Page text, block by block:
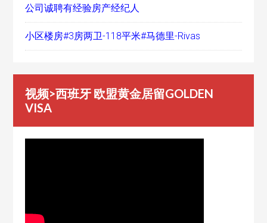
公司诚聘有经验房产经纪人
小区楼房#3房两卫-118平米#马德里-Rivas
视频>西班牙 欧盟黄金居留GOLDEN
VISA